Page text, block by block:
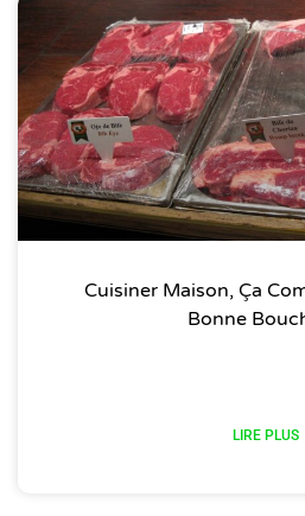
Cuisiner Maison, Ça
Bonne
LIRE PLUS